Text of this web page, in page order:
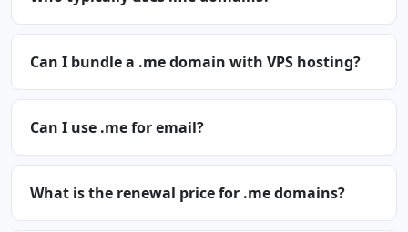
Can I bundle a .me domain with VPS hosting?
Can I use .me for email?
What is the renewal price for .me domains?